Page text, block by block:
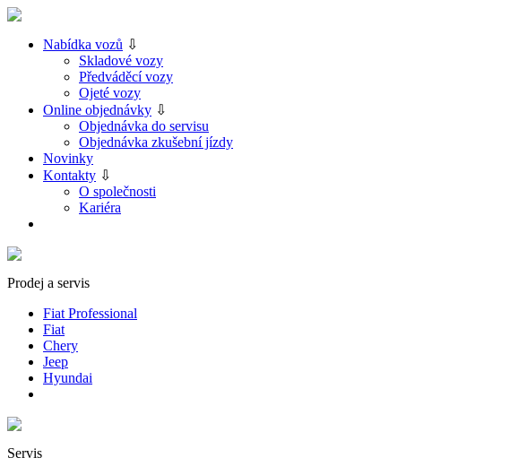
Nabídka vozů ⇩
Skladové vozy
Předváděcí vozy
Ojeté vozy
Online objednávky ⇩
Objednávka do servisu
Objednávka zkušební jízdy
Novinky
Kontakty ⇩
O společnosti
Kariéra
Prodej a servis
Fiat Professional
Fiat
Chery
Jeep
Hyundai
Servis